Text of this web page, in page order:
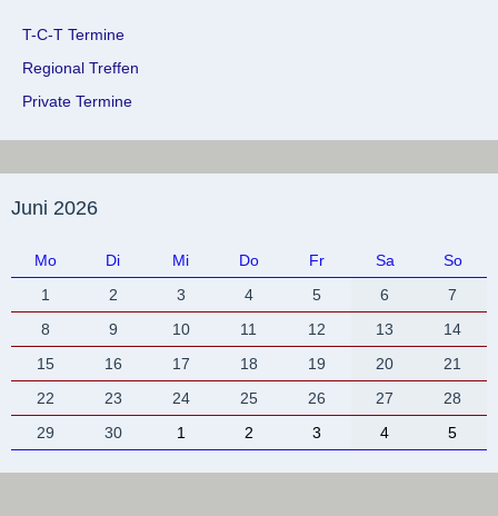
T-C-T Termine
Regional Treffen
Private Termine
Juni 2026
Mo Di Mi Do Fr Sa
So
1
2 3 4 5 6
7
8
9 10 11 12 13
14
15
16 17 18 19 20
21
22
23 24 25 26 27
28
29
30 1 2 3 4 5